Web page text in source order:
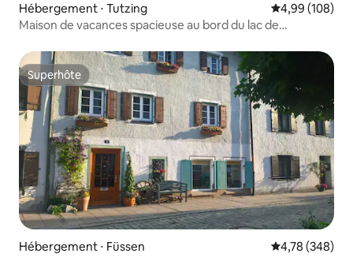
Hébergement ⋅ Tutzing Évaluation
4,99 (108)
Maison de vacances spacieuse au bord du lac de
Superhôte
Superhôte
Hébergement ⋅ Füssen Évaluation
4,78 (348)